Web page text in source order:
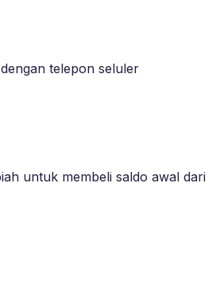
telepon seluler
untuk membeli saldo awal dari